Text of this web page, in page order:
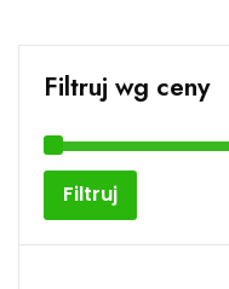
Filtruj wg ceny
Filtruj